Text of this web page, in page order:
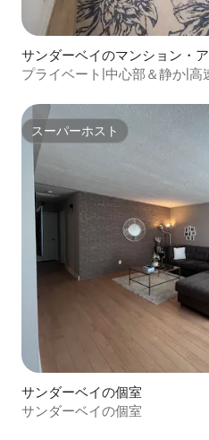
サンダーベイのマンション・
プライベート|中心部＆静か|高
スーパーホスト
スーパーホスト
サンダーベイの個室
サンダーベイの個室